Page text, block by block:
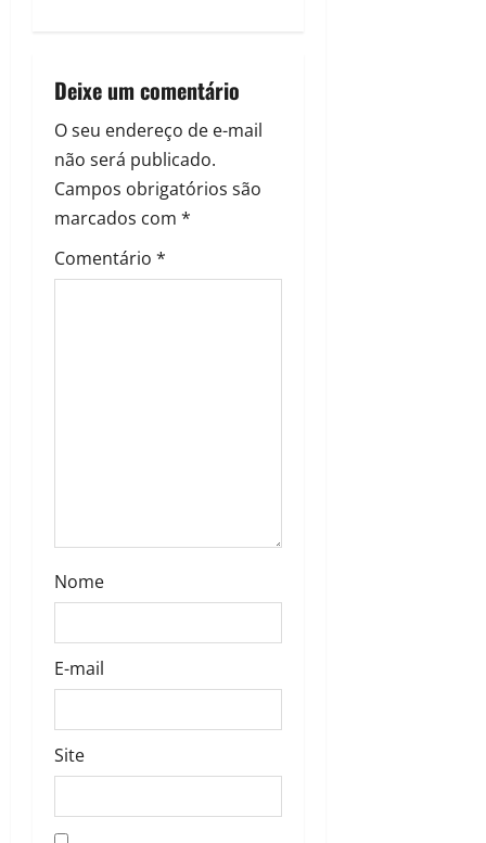
Deixe um comentário
O seu endereço de e-mail
não será publicado.
Campos obrigatórios são
marcados com *
Comentário *
Nome
E-mail
Site